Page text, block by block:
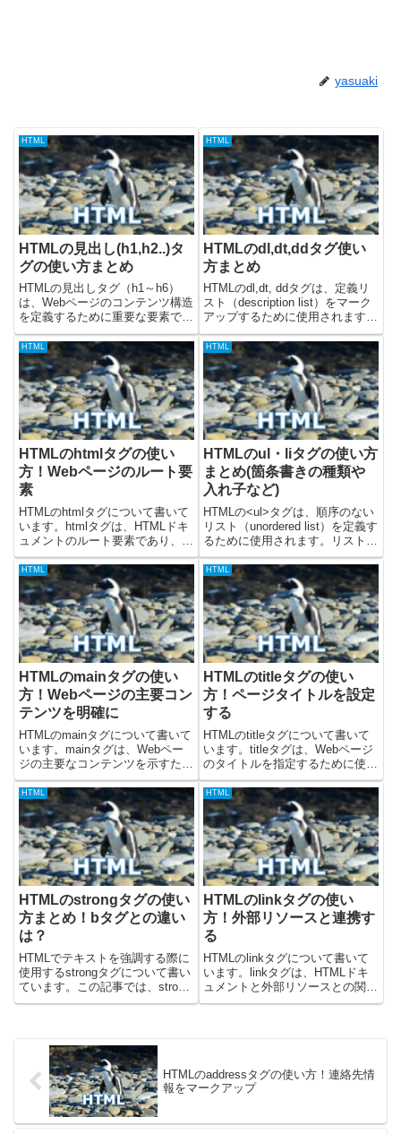
yasuaki
HTML
HTMLの見出し(h1,h2..)タ
グの使い方まとめ
HTMLの見出しタグ（h1～h6）
は、Webページのコンテンツ構造
を定義するために重要な要素で
す。見出しタグを適切に使うこと
で、Webページの可読性を高める
ことができます。この記事では、
HTMLの見出しタグの使い方をま
とめます。・見出しタグ...
HTML
HTMLのdl,dt,ddタグ使い
方まとめ
HTMLのdl,dt, ddタグは、定義リ
スト（description list）をマーク
アップするために使用されます。
dlタグは定義リスト全体を囲み、
dt(definition term) タグは定義さ
れる用語を、dd(definitio...
HTML
HTMLのhtmlタグの使い
方！Webページのルート要
素
HTMLのhtmlタグについて書いて
います。htmlタグは、HTMLドキ
ュメントのルート要素であり、す
べてのHTMLコンテンツを包含す
るコンテナです。これは、Webペ
ージの構造を定義する上で最も基
本的な要素の一つであり、Webブ
ラウザに対し...
HTML
HTMLのul・liタグの使い方
まとめ(箇条書きの種類や
入れ子など)
HTMLの<ul>タグは、順序のない
リスト（unordered list）を定義す
るために使用されます。リスト内
の各項目は<li>(list item) タグで
マークアップされ、デフォルトで
は各項目の先頭に黒丸（●）など
の箇条書きマークが表...
HTML
HTMLのmainタグの使い
方！Webページの主要コン
テンツを明確に
HTMLのmainタグについて書いて
います。mainタグは、Webペー
ジの主要なコンテンツを示すため
に使用されます。これは、ヘッダ
ー、フッター、サイドバー、ナビ
ゲーションなどの繰り返される要
素とは異なり、ページの中核とな
るコンテンツをマーク...
HTML
HTMLのtitleタグの使い
方！ページタイトルを設定
する
HTMLのtitleタグについて書いて
います。titleタグは、Webページ
のタイトルを指定するために使用
され、<head>タグ内に記述しま
す。titleタグの内容は、ブラウザ
のタブやウィンドウのタイトルバ
ーに表示されるだけでなく、検索
エン...
HTML
HTMLのstrongタグの使い
方まとめ！bタグとの違い
は？
HTMLでテキストを強調する際に
使用するstrongタグについて書い
ています。この記事では、strong
タグの使い方と、類似のbタグと
キストの重要性や強調を表すため
に使用さ...
HTML
HTMLのlinkタグの使い
方！外部リソースと連携す
る
HTMLのlinkタグについて書いて
います。linkタグは、HTMLドキ
ュメントと外部リソースとの関係
性を定義するために使用され、
HTMLのaddressタグの使い方！連絡先情
報をマークアップ